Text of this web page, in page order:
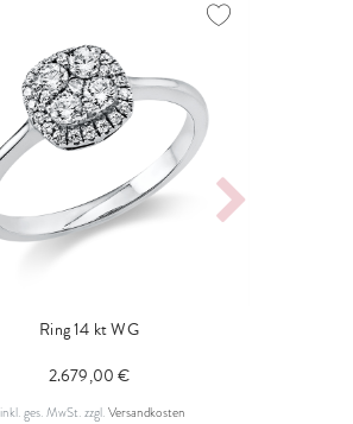
Ring 14 kt WG
2.679,00 €
inkl. ges. MwSt.zzgl.Versandkosten